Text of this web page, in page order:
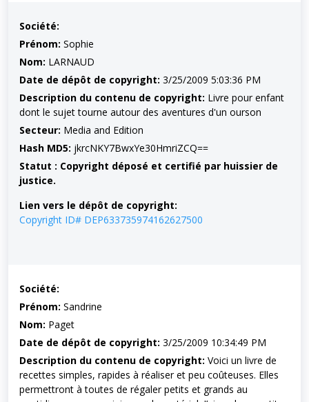
Société:
Prénom: Sophie
Nom: LARNAUD
Date de dépôt de copyright: 3/25/2009 5:03:36 PM
Description du contenu de copyright: Livre pour enfant
dont le sujet tourne autour des aventures d'un ourson
Secteur: Media and Edition
Hash MD5: jkrcNKY7BwxYe30HmriZCQ==
Statut : Copyright déposé et certifié par huissier de
justice.
Lien vers le dépôt de copyright:
Copyright ID# DEP633735974162627500
Société:
Prénom: Sandrine
Nom: Paget
Date de dépôt de copyright: 3/25/2009 10:34:49 PM
Description du contenu de copyright: Voici un livre de
recettes simples, rapides à réaliser et peu coûteuses. Elles
permettront à toutes de régaler petits et grands au